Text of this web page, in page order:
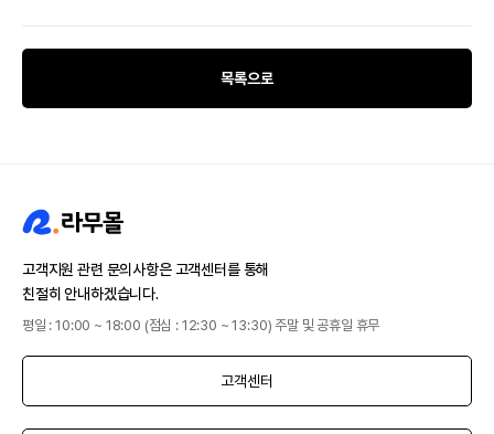
목록으로
고객지원 관련 문의사항은 고객센터를 통해
친절히 안내하겠습니다.
평일 : 10:00 ~ 18:00 (점심 : 12:30 ~ 13:30) 주말 및 공휴일 휴무
고객센터